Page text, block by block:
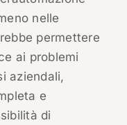
nelle
permettere
ai problemi
aziendali,
e
di